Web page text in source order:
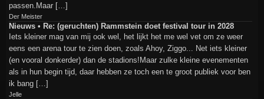
passen.Maar […]
Der Meister
Nieuws • Re: (geruchten) Rammstein doet festival tour in 2028
Iets kleiner mag van mij ook wel, het lijkt het me wel vet om ze weer
eens een arena tour te zien doen, zoals Ahoy, Ziggo... Net iets kleiner
(en vooral donkerder) dan de stadions!Maar zulke kleine evenementen
als in hun begin tijd, daar hebben ze toch een te groot publiek voor ben
ik bang […]
Jelle